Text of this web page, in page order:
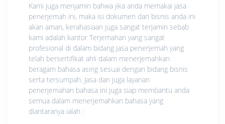
Kami juga menjamin bahwa jika anda memakai jasa
penerjemah ini, maka isi dokumen dari bisnis anda ini
akan aman, kerahasiaan juga sangat terjamin sebab
kami adalah kantor Terjemahan yang sangat
profesional di dalam bidang jasa penerjemah yang
telah bersertifikat ahli dalam menerjemahkan
beragam bahasa asing sesuai dengan bidang bisnis
serta tersumpah. Jasa dan juga layanan
penerjemahan bahasa ini juga siap membantu anda
semua dalam menerjemahkan bahasa yang
diantaranya ialah :